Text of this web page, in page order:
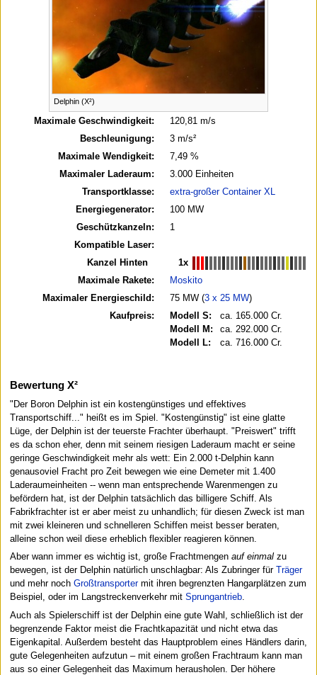
Delphin (X²)
Maximale Geschwindigkeit:
120,81 m/s
Beschleunigung:
3 m/s²
Maximale Wendigkeit:
7,49 %
Maximaler Laderaum:
3.000 Einheiten
Transportklasse:
extra-großer Container XL
Energiegenerator:
100 MW
Geschützkanzeln:
1
Kompatible Laser:
Kanzel Hinten
1x
Maximale Rakete:
Moskito
Maximaler Energieschild:
75 MW (3 x 25 MW)
Kaufpreis:
Modell S:
Modell M:
Modell L:
ca. 165.000 Cr.
ca. 292.000 Cr.
ca. 716.000 Cr.
Bewertung X²
"Der Boron Delphin ist ein kostengünstiges und effektives
Transportschiff..." heißt es im Spiel. "Kostengünstig" ist eine glatte
Lüge, der Delphin ist der teuerste Frachter überhaupt. "Preiswert" trifft
es da schon eher, denn mit seinem riesigen Laderaum macht er seine
geringe Geschwindigkeit mehr als wett: Ein 2.000 t-Delphin kann
genausoviel Fracht pro Zeit bewegen wie eine Demeter mit 1.400
Laderaumeinheiten -- wenn man entsprechende Warenmengen zu
befördern hat, ist der Delphin tatsächlich das billigere Schiff. Als
Fabrikfrachter ist er aber meist zu unhandlich; für diesen Zweck ist man
mit zwei kleineren und schnelleren Schiffen meist besser beraten,
alleine schon weil diese erheblich flexibler reagieren können.
Aber wann immer es wichtig ist, große Frachtmengen auf einmalzu
bewegen, ist der Delphin natürlich unschlagbar: Als Zubringer für
Träger
und mehr noch Großtransportermit ihren begrenzten Hangarplätzen zum
Beispiel, oder im Langstreckenverkehr mit Sprungantrieb.
Auch als Spielerschiff ist der Delphin eine gute Wahl, schließlich ist der
begrenzende Faktor meist die Frachtkapazität und nicht etwa das
Eigenkapital. Außerdem besteht das Hauptproblem eines Händlers darin,
gute Gelegenheiten aufzutun – mit einem großen Frachtraum kann man
aus so einer Gelegenheit das Maximum herausholen. Der höhere